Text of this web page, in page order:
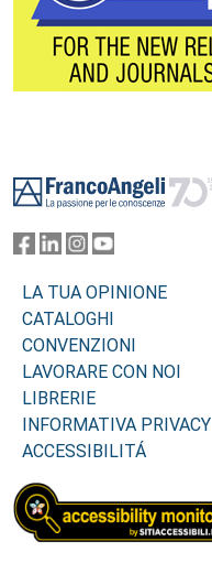
LA TUA OPINIONE
CATALOGHI
CONVENZIONI
LAVORARE CON NOI
LIBRERIE
INFORMATIVA PRIVACY
ACCESSIBILITÁ